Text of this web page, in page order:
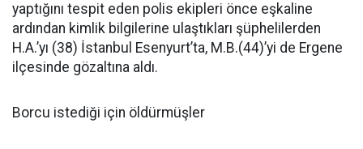
yaptığını tespit eden polis ekipleri önce eşkaline
ardından kimlik bilgilerine ulaştıkları şüphelilerden
H.A.’yı (38) İstanbul Esenyurt’ta, M.B.(44)’yi de Ergene
ilçesinde gözaltına aldı.
Borcu istediği için öldürmüşler